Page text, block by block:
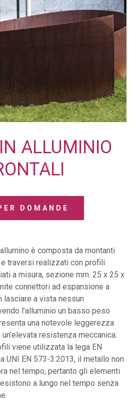
IN ALLUMINIO
DOMANDE
è composta da montanti
traversi realizzati con profili
a misura, sezione mm. 25 x 25 x
connettori ad espansione a
lasciare a vista nessun
l’alluminio un basso peso
una notevole leggerezza
resistenza meccanica.
viene utilizzata la lega EN
UNI EN 573-3:2013, il metallo non
nel tempo, pertanto gli elementi
a lungo nel tempo senza